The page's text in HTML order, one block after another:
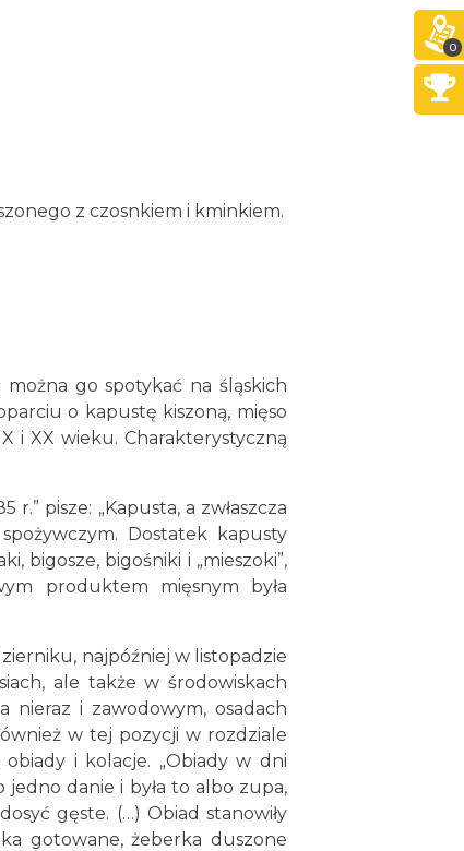
z czosnkiem i kminkiem.
go spotykać na śląskich
o kapustę kiszoną, mięso
i XX wieku. Charakterystyczną
pisze: „Kapusta, a zwłaszcza
Dostatek kapusty
bigosze, bigośniki i „mieszoki”,
produktem mięsnym była
najpóźniej w listopadzie
ale także w środowiskach
nieraz i zawodowym, osadach
w tej pozycji w rozdziale
i kolacje. „Obiady w dni
danie i była to albo zupa,
gęste. (…) Obiad stanowiły
gotowane, żeberka duszone
0